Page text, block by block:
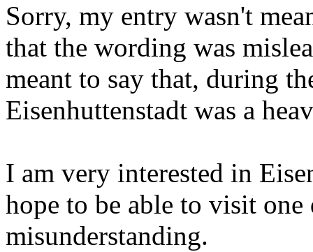
Sorry, my entry wasn't
that the wording was
meant to say that, during
Eisenhuttenstadt was a
I am very interested in
hope to be able to visit
misunderstanding.